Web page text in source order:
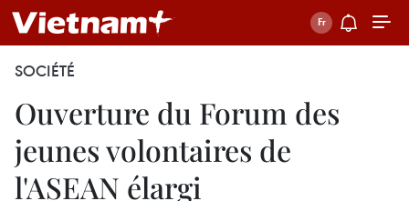
SOCIÉTÉ
Ouverture du Forum des
jeunes volontaires de
l'ASEAN élargi